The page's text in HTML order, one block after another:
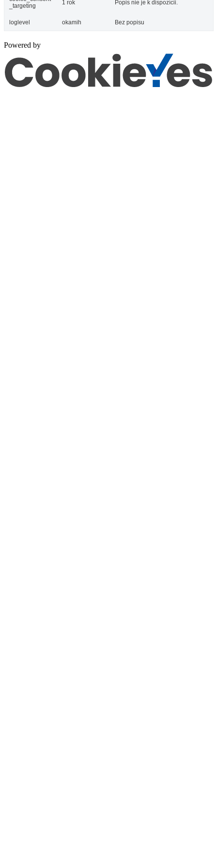
_targeting
1 rok Popis nie je k dispozícii.
loglevel okamih Bez popisu
Powered by